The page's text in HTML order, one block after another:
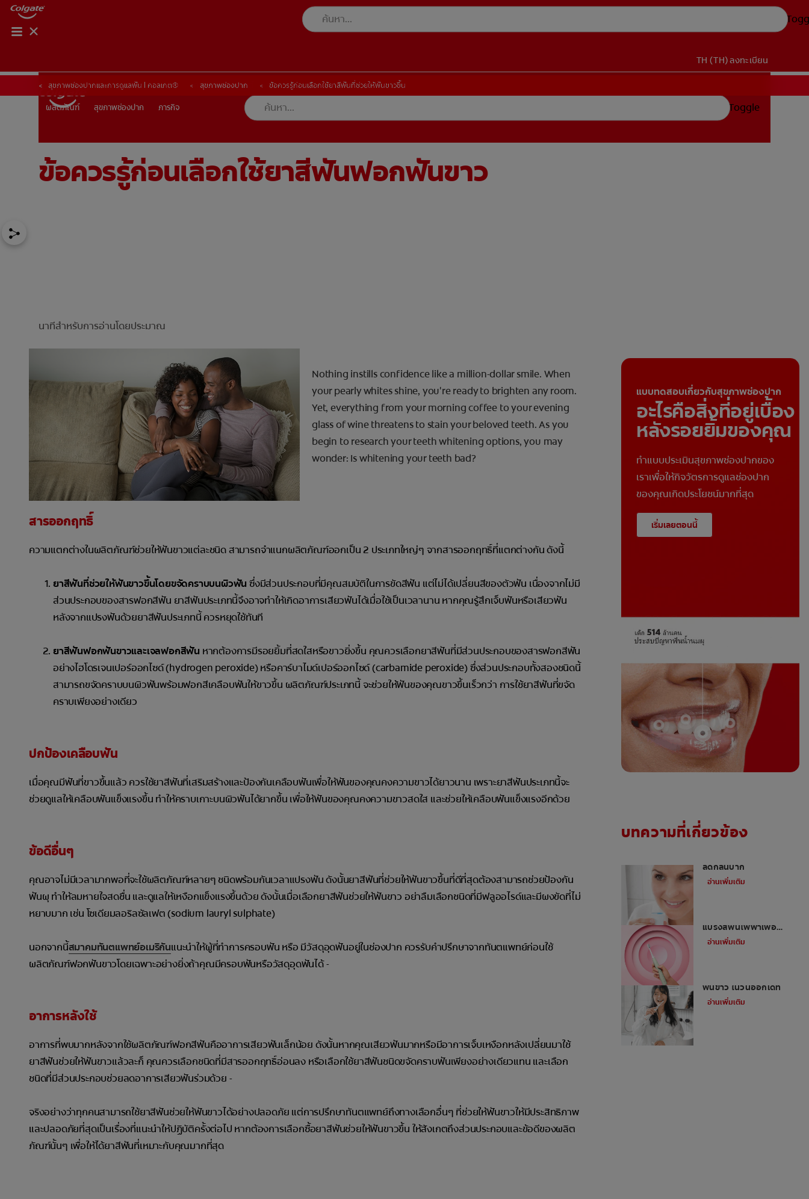
ผลิตภัณฑ์ สุขภาพช่องปาก
TH (TH) ลงทะเบียน
TH (TH)ลงทะเบียน
ผลิตภัณฑ์ สุขภาพช่องปาก ภารกิจ
การจับคู่ผลิตภัณฑ์
Toggle
สุขภาพช่องปากและการดูแลฟัน | คอลเกต® สุขภาพช่องปาก ข้อควรรู้ก่อนเลือกใช้ยาสีฟันที่ช่วยให้ฟันขาวขึ้น
ข้อควรรู้ก่อนเลือกใช้ยาสีฟันฟอกฟันขาว
นาทีสำหรับการอ่านโดยประมาณ
Nothing instills confidence like a million-dollar smile. When
your pearly whites shine, you're ready to brighten any room.
Yet, everything from your morning coffee to your evening
glass of wine threatens to stain your beloved teeth. As you
begin to research your teeth whitening options, you may
wonder: Is whitening your teeth bad?
สารออกฤทธิ์
ความแตกต่างในผลิตภัณฑ์ช่วยให้ฟันขาวแต่ละชนิด สามารถจำแนกผลิตภัณฑ์ออกเป็น 2 ประเภทใหญ่ๆ จากสารออกฤทธิ์ที่แตกต่างกัน ดังนี้
ยาสีฟันที่ช่วยให้ฟันขาวขึ้นโดยขจัดคราบบนผิวฟัน ซึ่งมีส่วนประกอบที่มีคุณสมบัติในการขัดสีฟัน แต่ไม่ได้เปลี่ยนสีของตัวฟัน เนื่องจากไม่มี
ส่วนประกอบของสารฟอกสีฟัน ยาสีฟันประเภทนี้จึงอาจทำให้เกิดอาการเสียวฟันได้เมื่อใช้เป็นเวลานาน หากคุณรู้สึกเจ็บฟันหรือเสียวฟัน
หลังจากแปรงฟันด้วยยาสีฟันประเภทนี้ ควรหยุดใช้ทันที
ยาสีฟันฟอกฟันขาวและเจลฟอกสีฟัน หากต้องการมีรอยยิ้มที่สดใสหรือขาวยิ่งขึ้น คุณควรเลือกยาสีฟันที่มีส่วนประกอบของสารฟอกสีฟัน
อย่างไฮโดรเจนเปอร์ออกไซด์ (hydrogen peroxide) หรือคาร์บาไมด์เปอร์ออกไซด์ (carbamide peroxide) ซึ่งส่วนประกอบทั้งสองชนิดนี้
สามารถขจัดคราบบนผิวฟันพร้อมฟอกสีเคลือบฟันให้ขาวขึ้น ผลิตภัณฑ์ประเภทนี้ จะช่วยให้ฟันของคุณขาวขึ้นเร็วกว่า การใช้ยาสีฟันที่ขจัด
คราบเพียงอย่างเดียว
ปกป้องเคลือบฟัน
เมื่อคุณมีฟันที่ขาวขึ้นแล้ว ควรใช้ยาสีฟันที่เสริมสร้างและป้องกันเคลือบฟันเพื่อให้ฟันของคุณคงความขาวได้ยาวนาน เพราะยาสีฟันประเภทนี้จะ
ช่วยดูแลให้เคลือบฟันแข็งแรงขึ้น ทำให้คราบเกาะบนผิวฟันได้ยากขึ้น เพื่อให้ฟันของคุณคงความขาวสดใส และช่วยให้เคลือบฟันแข็งแรงอีกด้วย
ข้อดีอื่นๆ
คุณอาจไม่มีเวลามากพอที่จะใช้ผลิตภัณฑ์หลายๆ ชนิดพร้อมกันเวลาแปรงฟัน ดังนั้นยาสีฟันที่ช่วยให้ฟันขาวขึ้นที่ดีที่สุดต้องสามารถช่วยป้องกัน
ฟันผุ ทำให้ลมหายใจสดชื่น และดูแลให้เหงือกแข็งแรงขึ้นด้วย ดังนั้นเมื่อเลือกยาสีฟันช่วยให้ฟันขาว อย่าลืมเลือกชนิดที่มีฟลูออไรด์และมีผงขัดที่ไม่
หยาบมาก เช่น โซเดียมลอริลซัลเฟต (sodium lauryl sulphate)
นอกจากนี้สมาคมทันตแพทย์อเมริกันแนะนำให้ผู้ที่ทำการครอบฟัน หรือ มีวัสดุอุดฟันอยู่ในช่องปาก ควรรับคำปรึกษาจากทันตแพทย์ก่อนใช้
ผลิตภัณฑ์ฟอกฟันขาวโดยเฉพาะอย่างยิ่งถ้าคุณมีครอบฟันหรือวัสดุอุดฟันได้ -
อาการหลังใช้
อาการที่พบมากหลังจากใช้ผลิตภัณฑ์ฟอกสีฟันคืออาการเสียวฟันเล็กน้อย ดังนั้นหากคุณเสียวฟันมากหรือมีอาการเจ็บเหงือกหลังเปลี่ยนมาใช้
ยาสีฟันช่วยให้ฟันขาวแล้วละก็ คุณควรเลือกชนิดที่มีสารออกฤทธิ์อ่อนลง หรือเลือกใช้ยาสีฟันชนิดขจัดคราบฟันเพียงอย่างเดียวแทน และเลือก
ชนิดที่มีส่วนประกอบช่วยลดอาการเสียวฟันร่วมด้วย -
จริงอย่างว่าทุกคนสามารถใช้ยาสีฟันช่วยให้ฟันขาวได้อย่างปลอดภัย แต่การปรึกษาทันตแพทย์ถึงทางเลือกอื่นๆ ที่ช่วยให้ฟันขาวให้มีประสิทธิภาพ
และปลอดภัยที่สุดเป็นเรื่องที่แนะนำให้ปฏิบัติครั้งต่อไป หากต้องการเลือกซื้อยาสีฟันช่วยให้ฟันขาวขึ้น ให้สังเกตถึงส่วนประกอบและข้อดีของผลิต
ภัณฑ์นั้นๆ เพื่อให้ได้ยาสีฟันที่เหมาะกับคุณมากที่สุด
แบบทดสอบเกี่ยวกับสุขภาพช่องปาก
อะไรคือสิ่งที่อยู่เบื้อง
หลังรอยยิ้มของคุณ
ทำแบบประเมินสุขภาพช่องปากของ
เราเพื่อให้กิจวัตรการดูแลช่องปาก
ของคุณเกิดประโยชน์มากที่สุด
เริ่มเลยตอนนี้
บทความที่เกี่ยวข้อง
ลดกลิ่นปาก
อ่านเพิ่มเติม
แปรงสีฟันไฟฟ้าเพื่อ
สุขภาพปากและฟัน
อ่านเพิ่มเติม
ฟันขาว ในวันออกเดท
อ่านเพิ่มเติม